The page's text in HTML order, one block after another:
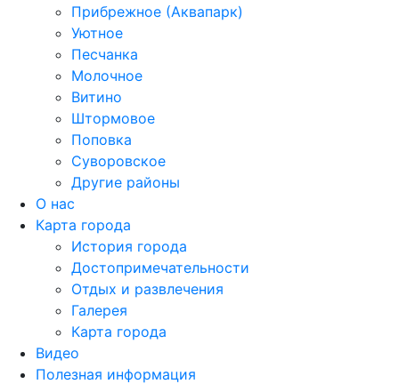
Прибрежное (Аквапарк)
Уютное
Песчанка
Молочное
Витино
Штормовое
Поповка
Суворовское
Другие районы
О нас
Карта города
История города
Достопримечательности
Отдых и развлечения
Галерея
Карта города
Видео
Полезная информация